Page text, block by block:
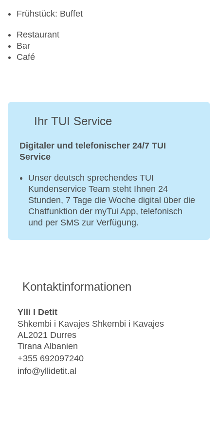
Frühstück: Buffet
Restaurant
Bar
Café
Ihr TUI Service
Digitaler und telefonischer 24/7 TUI
Service
Unser deutsch sprechendes TUI
Kundenservice Team steht Ihnen 24
Stunden, 7 Tage die Woche digital über die
Chatfunktion der myTui App, telefonisch
und per SMS zur Verfügung.
Kontaktinformationen
Ylli I Detit
Shkembi i Kavajes Shkembi i Kavajes
AL2021 Durres
Tirana Albanien
+355 692097240
info@yllidetit.al